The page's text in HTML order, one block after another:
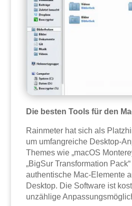
Die besten Tools für den
Rainmeter hat sich als
um umfangreiche Desktop-
Themes wie „macOS
„BigSur Transformation
authentische Mac-Elemente
Desktop. Die Software ist
unzählige